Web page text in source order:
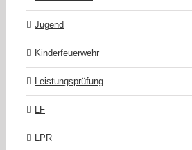
Jugend
Kinderfeuerwehr
Leistungsprüfung
LF
LPR